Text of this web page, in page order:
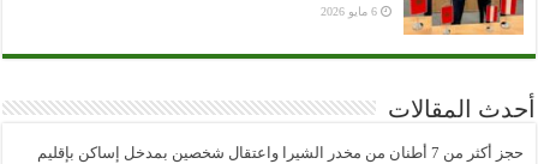
6 مايو 2026
أحدث المقالات
حجز أكثر من 7 أطنان من مخدر الشيرا واعتقال شخصين بمدخل إساكن بإقليم